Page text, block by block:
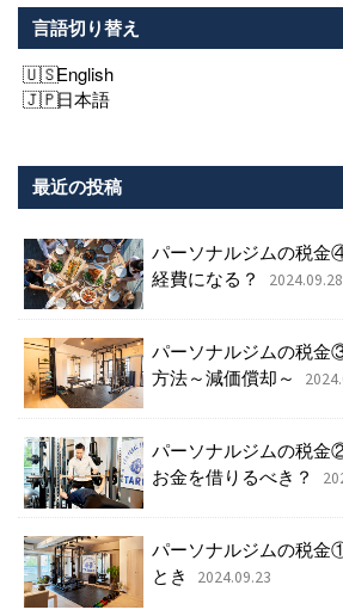
言語切り替え
English
日本語
最近の投稿
パーソナルジムの税
経費になる？
2024.09.28
パーソナルジムの税金
方法～減価償却～
パーソナルジムの税金
お金を借りるべき？
パーソナルジムの税金
とき
2024.09.23